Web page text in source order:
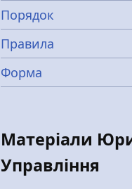
Порядок
Правила
Форма
Матеріали
Управління